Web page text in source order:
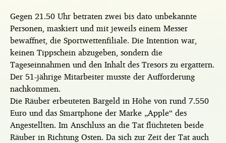
Gegen 21.50 Uhr betraten zwei bis dato unbekannte
Personen, maskiert und mit jeweils einem Messer
bewaffnet, die Sportwettenfiliale. Die Intention war,
keinen Tippschein abzugeben, sondern die
Tageseinnahmen und den Inhalt des Tresors zu ergattern.
Der 51-jährige Mitarbeiter musste der Aufforderung
nachkommen.
Die Räuber erbeuteten Bargeld in Höhe von rund 7.550
Euro und das Smartphone der Marke „Apple“ des
Angestellten. Im Anschluss an die Tat flüchteten beide
Räuber in Richtung Osten. Da sich zur Zeit der Tat auch